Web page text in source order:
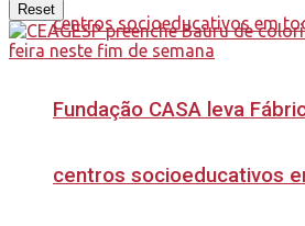
Fundação CASA leva
centros socioeducativos
Reset